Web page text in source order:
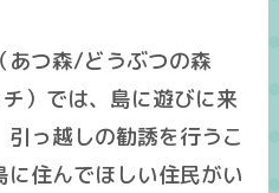
あつ森/どうぶつの森
）では、島に遊びに来
っ越しの勧誘を行うこ
住んでほしい住民がい